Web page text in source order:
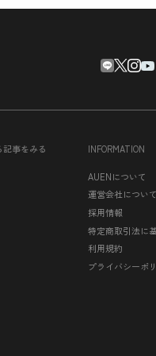
事をみる INFORMATION
AUENについて
運営会社について
採用情報
特定商取引法に
利用規約
プライバシーポ